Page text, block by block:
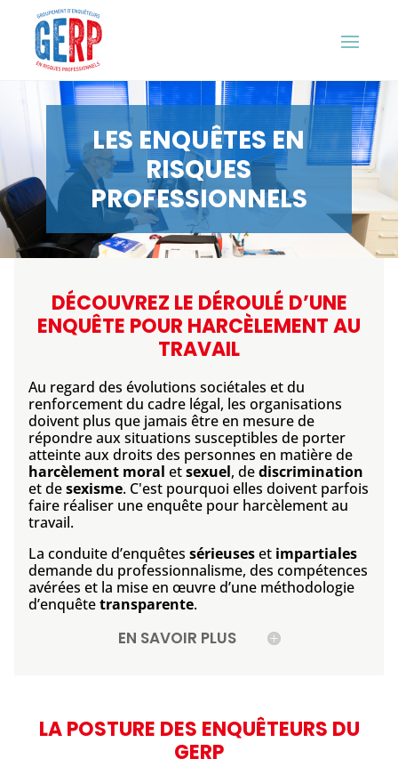
LES ENQUÊTES EN
RISQUES
PROFESSIONNELS
DÉCOUVREZ LE DÉROULÉ D’UNE
ENQUÊTE POUR HARCÈLEMENT AU
TRAVAIL
Au regard des évolutions sociétales et du
renforcement du cadre légal, les organisations
doivent plus que jamais être en mesure de
répondre aux situations susceptibles de porter
atteinte aux droits des personnes en matière de
harcèlement moral etsexuel, dediscrimination
et desexisme. C'est pourquoi elles doivent parfois
faire réaliser une enquête pour harcèlement au
travail.
La conduite d’enquêtes sérieuseset impartiales
demande du professionnalisme, des compétences
avérées et la mise en œuvre d’une méthodologie
d’enquêtetransparente.
EN SAVOIR PLUS
LA POSTURE DES ENQUÊTEURS DU
GERP